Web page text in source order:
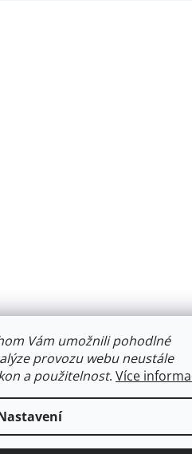
Vám umožnili pohodlné
provozu webu neustále
a použitelnost. Více